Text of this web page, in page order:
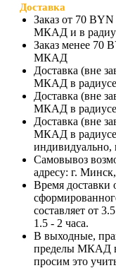
Доставка
Заказ от 70 BYN
МКАД и в
Заказ менее 70
МКАД
Доставка (вне
МКАД в
Доставка (вне
МКАД в радиусе
Доставка (вне
МКАД в радиусе
индивидуально,
Самовывоз
адресу: г.
Время доставки
составляет от
1.5 - 2 часа.
В выходные,
пределы МКАД
просим это